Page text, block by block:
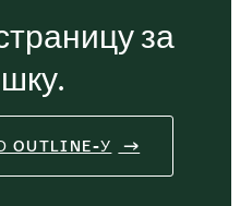
за
У